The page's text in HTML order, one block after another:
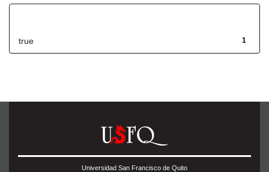
1
true
Universidad San Francisco de Quito